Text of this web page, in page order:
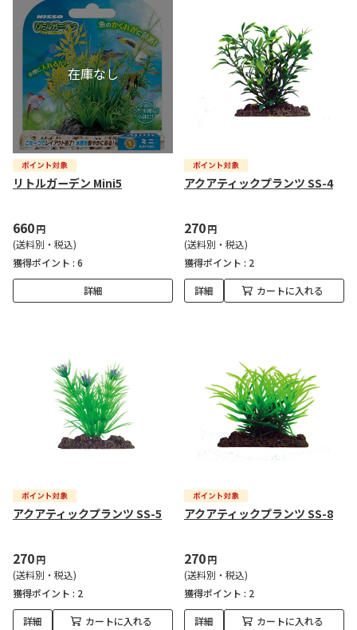
リトルガーデン Mini5
660円
(送料別・税込)
獲得ポイント : 6
詳細
アクアティックプランツ SS-4
270円
(送料別・税込)
獲得ポイント : 2
詳細 カートに入れる
アクアティックプランツ SS-5
270円
(送料別・税込)
獲得ポイント : 2
詳細 カートに入れる
アクアティックプランツ SS-8
270円
(送料別・税込)
獲得ポイント : 2
詳細 カートに入れる